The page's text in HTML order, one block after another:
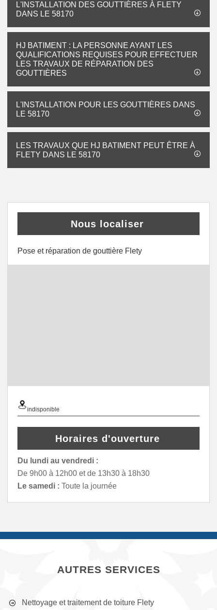
L'INSTALLATION DES GOUTTIÈRES À FLETY
DANS LE 58170
HJ BATIMENT : LA PERSONNE AYANT LES
QUALIFICATIONS REQUISES POUR EFFECTUER
LES TRAVAUX DE RÉPARATION DES
GOUTTIÈRES
L'INSTALLATION POUR LES GOUTTIÈRES DANS
LE 58170
LES TRAVAUX QUE HJ BATIMENT PEUT ÊTRE À
FLETY DANS LE 58170
Nous localiser
Pose et réparation de gouttière Flety
indisponible
Horaires d'ouverture
Du lundi au vendredi :
De 9h00 à 12h00 et de 13h30 à 18h30
Le samedi : Toute la journée
AUTRES SERVICES
Nettoyage et traitement de toiture Flety